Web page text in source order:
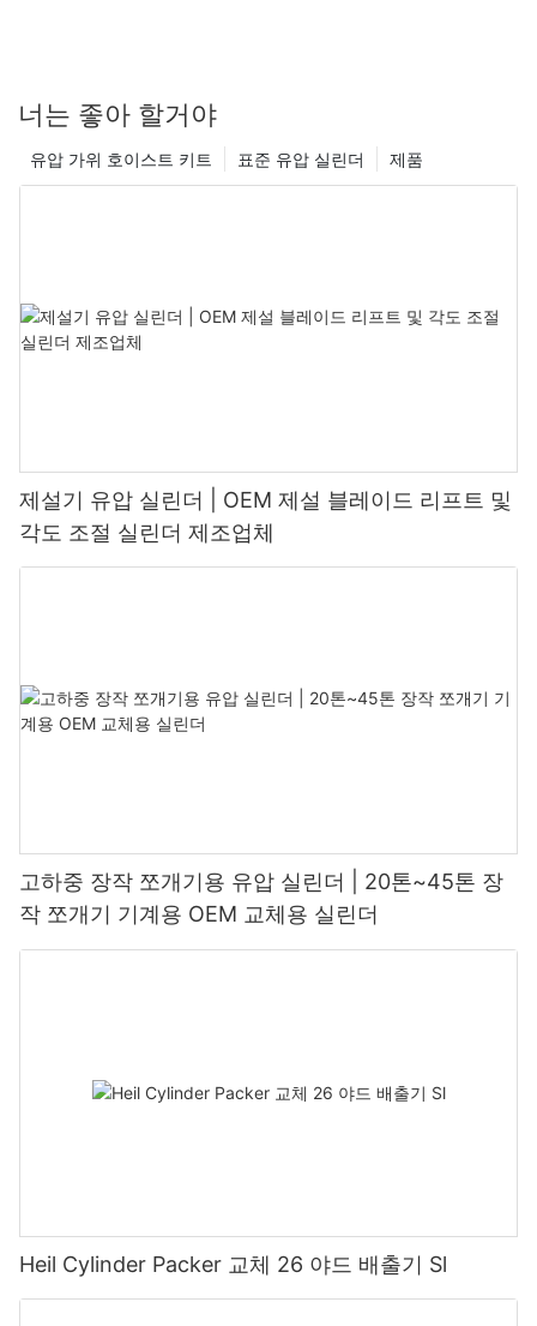
너는 좋아 할거야
제품
표준 유압 실린더
유압 가위 호이스트 키트
제설기 유압 실린더 | OEM 제설 블레이드 리프트 및
각도 조절 실린더 제조업체
고하중 장작 쪼개기용 유압 실린더 | 20톤~45톤 장
작 쪼개기 기계용 OEM 교체용 실린더
Heil Cylinder Packer 교체 26 야드 배출기 Sl